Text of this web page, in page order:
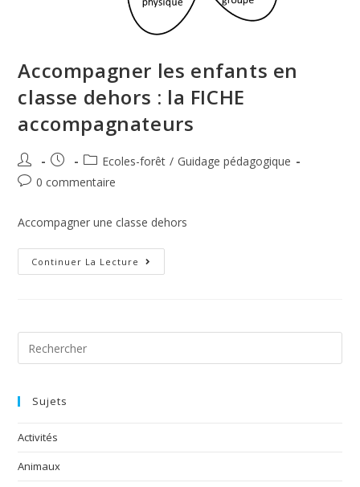
Accompagner les enfants en
classe dehors : la FICHE
accompagnateurs
Ecoles-forêt / Guidage pédagogique
0 commentaire
Accompagner une classe dehors
Continuer La Lecture
Sujets
Activités
Animaux